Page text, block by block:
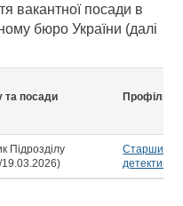
вакантної посади в
бюро України (далі
та посади Профіль
Підрозділу
Старший